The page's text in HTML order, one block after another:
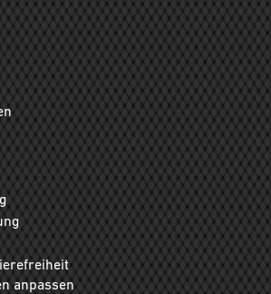
anpassen